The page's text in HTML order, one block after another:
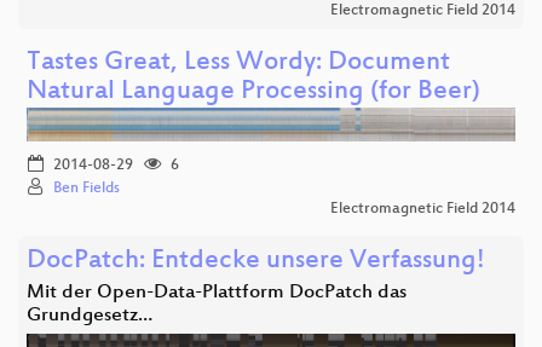
Electromagnetic Field 2014
Tastes Great, Less Wordy: Document
Natural Language Processing (for Beer)
2014-08-29
6
Ben Fields
Electromagnetic Field 2014
DocPatch: Entdecke unsere Verfassung!
Mit der Open-Data-Plattform DocPatch das
Grundgesetz…